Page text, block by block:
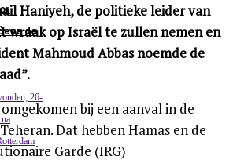
de
Haniyeh, de politieke leider van
wraak op Israël te zullen nemen en
Mahmoud Abbas noemde de
bij een aanval in de
Dat hebben Hamas en de
Garde (IRG)